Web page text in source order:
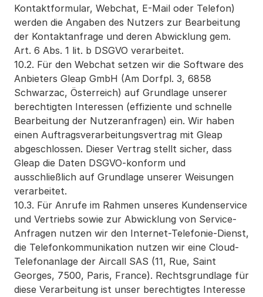
Kontaktformular, Webchat, E-Mail oder Telefon)
werden die Angaben des Nutzers zur Bearbeitung
der Kontaktanfrage und deren Abwicklung gem.
Art. 6 Abs. 1 lit. b DSGVO verarbeitet.
10.2. Für den Webchat setzen wir die Software des
Anbieters Gleap GmbH (Am Dorfpl. 3, 6858
Schwarzac, Österreich) auf Grundlage unserer
berechtigten Interessen (effiziente und schnelle
Bearbeitung der Nutzeranfragen) ein. Wir haben
einen Auftragsverarbeitungsvertrag mit Gleap
abgeschlossen. Dieser Vertrag stellt sicher, dass
Gleap die Daten DSGVO-konform und
ausschließlich auf Grundlage unserer Weisungen
verarbeitet.
10.3. Für Anrufe im Rahmen unseres Kundenservice
und Vertriebs sowie zur Abwicklung von Service-
Anfragen nutzen wir den Internet-Telefonie-Dienst,
die Telefonkommunikation nutzen wir eine Cloud-
Telefonanlage der Aircall SAS (11, Rue, Saint
Georges, 7500, Paris, France). Rechtsgrundlage für
diese Verarbeitung ist unser berechtigtes Interesse